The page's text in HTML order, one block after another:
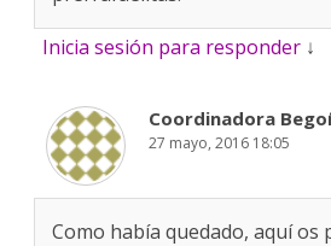
Inicia sesión para responder ↓
Coordinadora
27 mayo, 2016 18:05
Como había quedado, aquí os